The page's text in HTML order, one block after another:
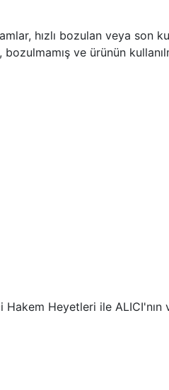
hızlı bozulan veya son
ve ürünün
Heyetleri ile ALICI'nın